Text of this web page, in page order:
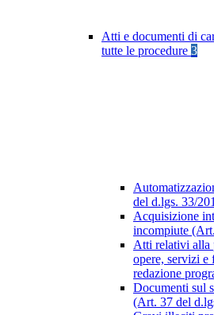
Atti e documenti di
tutte le procedure 3
del d.lgs. 33/
Acquisizione
incompiute
Atti relativi alla
opere, servizi e
redazione
Documenti sul
(Art. 37 del